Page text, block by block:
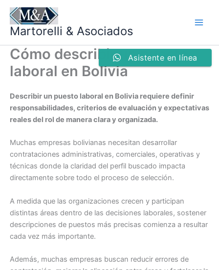
contenido
Martorelli & Asociados
Cómo describir un puesto
laboral en Bolivia
Describir un puesto laboral en Bolivia requiere definir
responsabilidades, criterios de evaluación y expectativas
reales del rol de manera clara y organizada.
Muchas empresas bolivianas necesitan desarrollar
contrataciones administrativas, comerciales, operativas y
técnicas donde la claridad del perfil buscado impacta
directamente sobre todo el proceso de selección.
A medida que las organizaciones crecen y participan
distintas áreas dentro de las decisiones laborales, sostener
descripciones de puestos más precisas comienza a resultar
cada vez más importante.
Además, muchas empresas buscan reducir errores de
Asistente en línea